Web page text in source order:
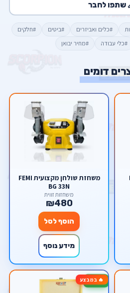
שתפו לחבר
#כלים ואביזרים #ביטים
#חלקים
#כלי עבודה #מחיר יבואן
דומים
משחזת שולחן מקצועית FEMI
BG 33N
משחזות זווית
₪480
הוסף לסל
מידע נוסף
🔥 במבצע-50%